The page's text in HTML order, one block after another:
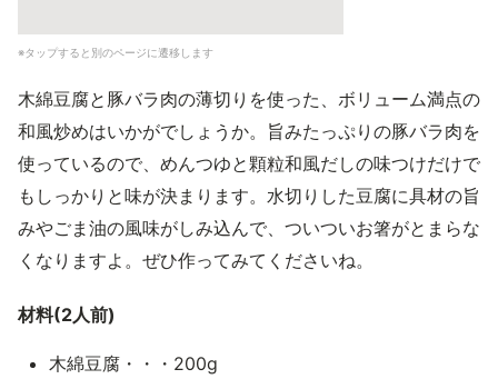
※タップすると別のページに遷移します
木綿豆腐と豚バラ肉の薄切りを使った、ボリューム満点の
和風炒めはいかがでしょうか。旨みたっぷりの豚バラ肉を
使っているので、めんつゆと顆粒和風だしの味つけだけで
もしっかりと味が決まります。水切りした豆腐に具材の旨
みやごま油の風味がしみ込んで、ついついお箸がとまらな
くなりますよ。ぜひ作ってみてくださいね。
材料(2人前)
木綿豆腐・・・200g